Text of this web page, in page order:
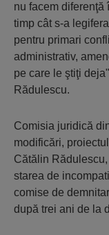
nu facem diferenţă
timp cât s-a
pentru primari
administrativ,
pe care le ştiţi
Rădulescu.
​Comisia juridică
modificări,
Cătălin
starea de
comise de
după trei ani de la